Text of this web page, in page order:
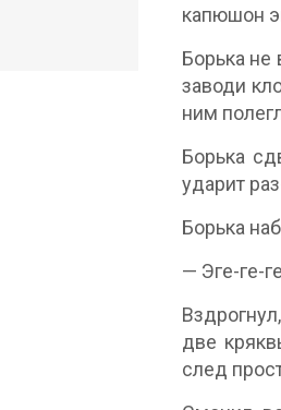
капюшон
Борька не
заводи
ним
Борька
ударит
Борька
— Эге-ге-
две
след